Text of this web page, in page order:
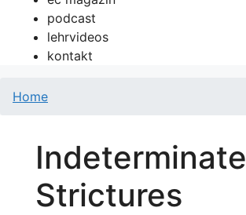
podcast
lehrvideos
kontakt
Home
Indeterminate
Strictures